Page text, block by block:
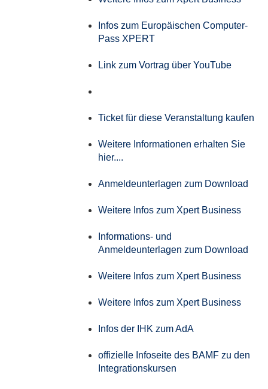
Infos zum Europäischen Computer-
Pass XPERT
Link zum Vortrag über YouTube
Ticket für diese Veranstaltung kaufen
Weitere Informationen erhalten Sie
hier....
Anmeldeunterlagen zum Download
Weitere Infos zum Xpert Business
Informations- und
Anmeldeunterlagen zum Download
Weitere Infos zum Xpert Business
Weitere Infos zum Xpert Business
Infos der IHK zum AdA
offizielle Infoseite des BAMF zu den
Integrationskursen